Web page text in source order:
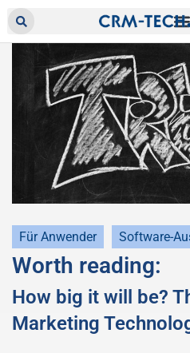
Für Anwender Software-
Worth reading:
How big it will be?
Marketing